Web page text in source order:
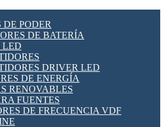
DE CABLE
IOT
WIFI
CELULAR
REDES
PODER
DE BATERÍA
LED
DRIVER LED
DE ENERGÍA
RENOVABLES
FUENTES
DE FRECUENCIA VDF